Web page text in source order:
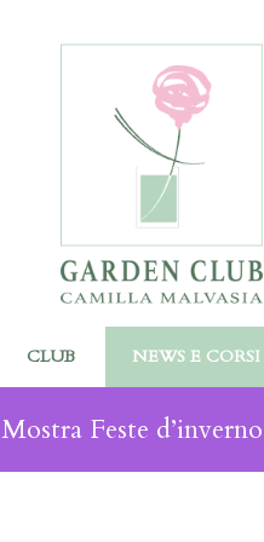
CLUB NEWS E CORSI
Mostra Feste